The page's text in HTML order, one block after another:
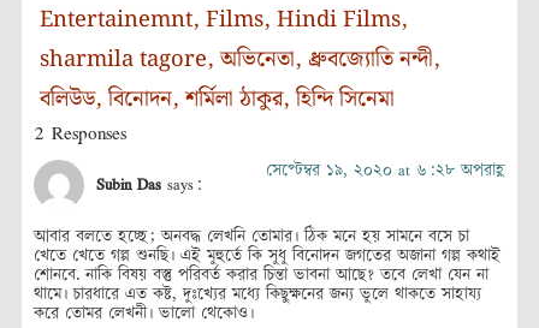
Entertainemnt, Films, Hindi Films,
sharmila tagore,অভিনেতা, ধ্রুবজ্যোতি নন্দী,
বলিউড,বিনোদন,শর্মিলা ঠাকুর,হিন্দি সিনেমা
2 Responses
Subin Das says:
সেপ্টেম্বর ১৯, ২০২০ at ৬:২৮ অপরাহ্ণ
আবার বলতে হচ্ছে; অনবদ্ধ লেখনি তোমার। ঠিক মনে হয় সামনে বসে চা
খেতে খেতে গল্প শুনছি। এই মুহুর্তে কি সুধু বিনোদন জগতের অজানা গল্প কথাই
শোনবে. নাকি বিষয় বস্তু পরিবর্ত করার চিন্তা ভাবনা আছে? তবে লেখা যেন না
থামে। চারধারে এত কষ্ট, দুঃখ্যের মধ্যে কিছুক্ষনের জন্য ভুলে থাকতে সাহায্য
করে তোমর লেখনী। ভালো থেকোও।